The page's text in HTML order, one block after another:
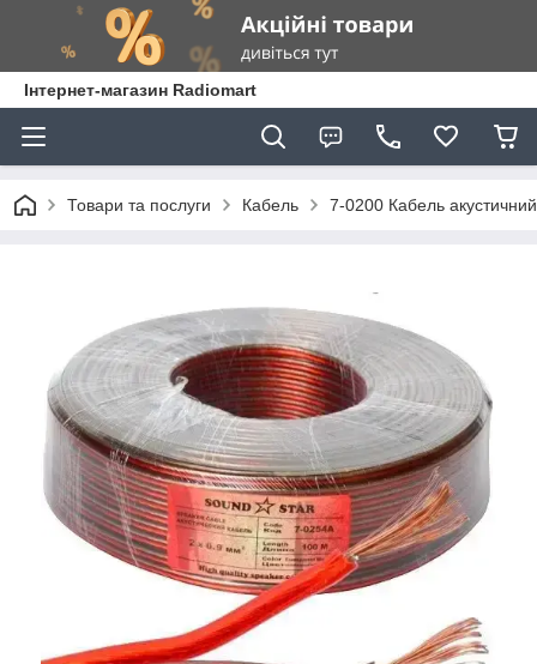
Інтернет-магазин Radiomart
Товари та послуги Кабель 7-0200 Кабель акустичний